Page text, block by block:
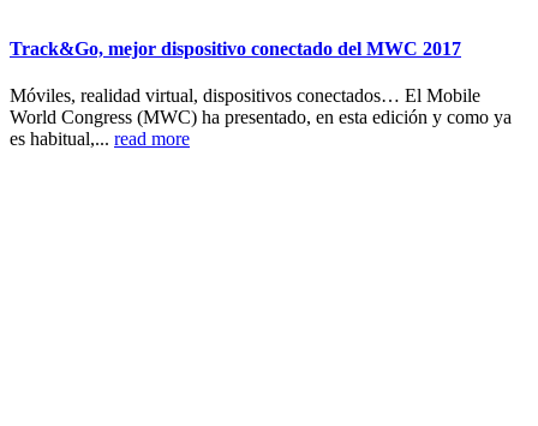
Track&Go, mejor dispositivo conectado del MWC 2017
Móviles, realidad virtual, dispositivos conectados… El Mobile
World Congress (MWC) ha presentado, en esta edición y como ya
es habitual,... read more